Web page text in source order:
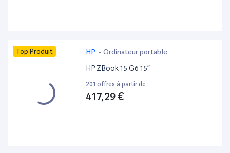
Top Produit HP - Ordinateur portable
HP ZBook 15 G6 15”
201 offres à partir de :
417,29 €